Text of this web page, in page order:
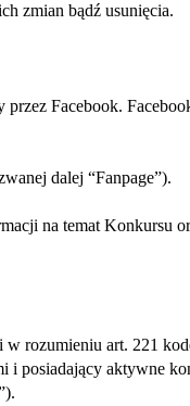
zmian bądź usunięcia.
Facebook.
dalej “Fanpage”).
na temat Konkursu
w rozumieniu art. 221
i posiadający aktywne